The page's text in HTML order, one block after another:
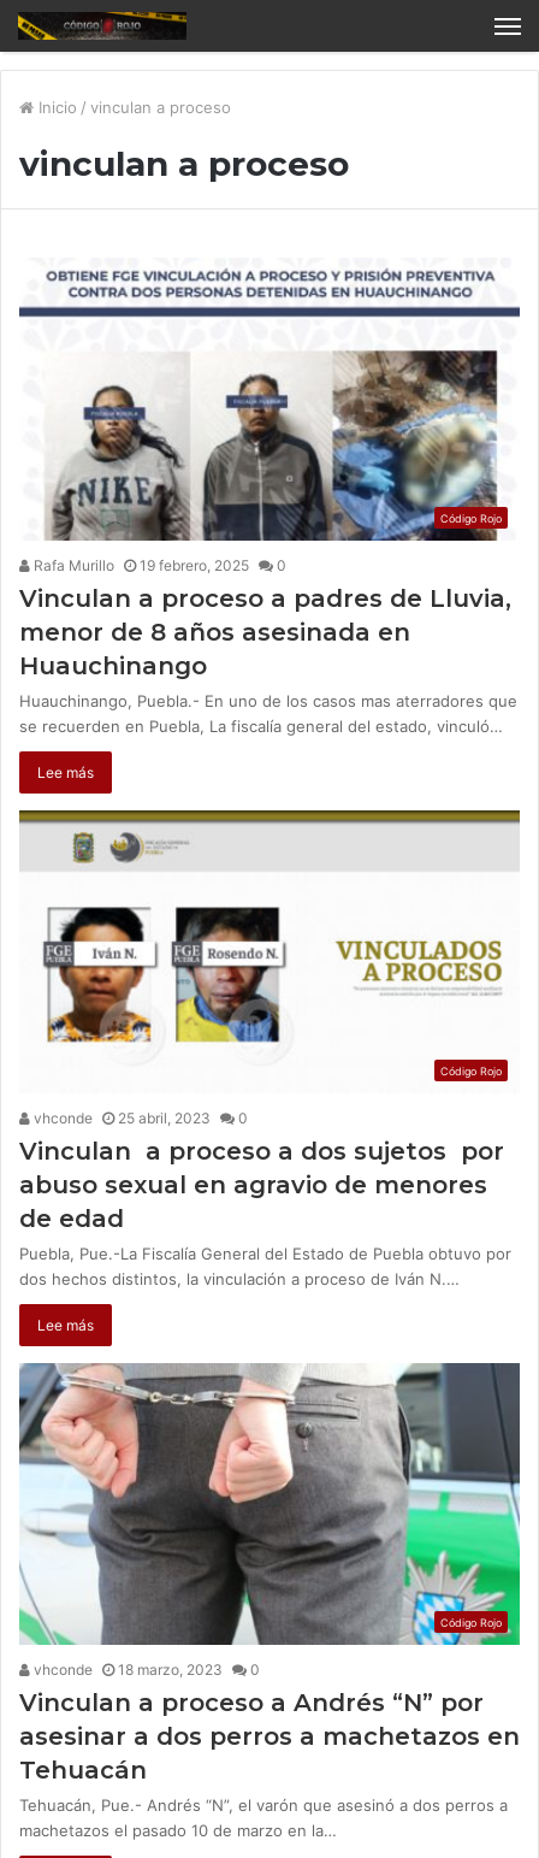
Inicio / vinculan a proceso
vinculan a proceso
Código Rojo
Rafa Murillo 19 febrero, 2025 0
Vinculan a proceso a padres de Lluvia,
menor de 8 años asesinada en
Huauchinango
Huauchinango, Puebla.- En uno de los casos mas aterradores que
se recuerden en Puebla, La fiscalía general del estado, vinculó…
Lee más
Código Rojo
vhconde 25 abril, 2023 0
Vinculan a proceso a dos sujetos por
abuso sexual en agravio de menores
de edad
Puebla, Pue.-La Fiscalía General del Estado de Puebla obtuvo por
dos hechos distintos, la vinculación a proceso de Iván N.…
Lee más
Código Rojo
vhconde 18 marzo, 2023 0
Vinculan a proceso a Andrés “N” por
asesinar a dos perros a machetazos en
Tehuacán
Tehuacán, Pue.- Andrés “N”, el varón que asesinó a dos perros a
machetazos el pasado 10 de marzo en la…